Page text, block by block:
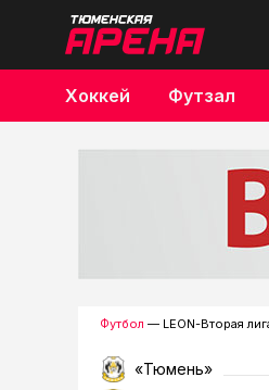
Хоккей Футзал
Бокс
Футбол — LEON-Вторая
«Тюмень»